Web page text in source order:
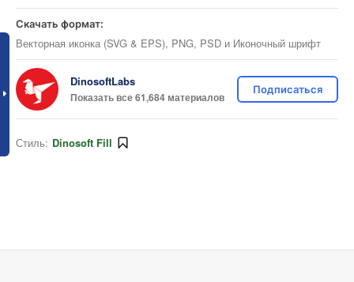
Скачать формат:
Векторная иконка (SVG & EPS), PNG, PSD и Иконочный шрифт
DinosoftLabs
Показать все 61,684 материалов
Подписаться
Стиль: Dinosoft Fill